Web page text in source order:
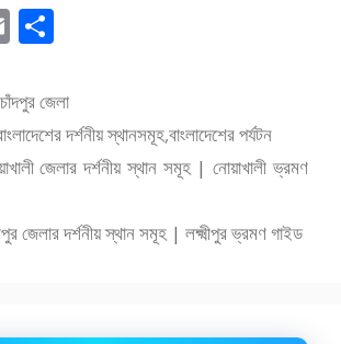
E
m
ai
l
ar
e
চাঁদপুর জেলা
দর্শনীয় স্থানসমূহ,বাংলাদেশের পর্যটন
জেলার দর্শনীয় স্থান সমূহ | নোয়াখালী ভ্রমণ
জেলার দর্শনীয় স্থান সমূহ | লক্ষ্মীপুর ভ্রমণ গাইড